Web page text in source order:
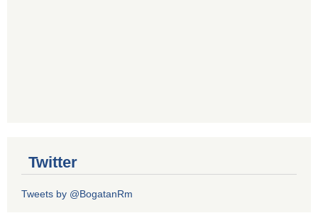
Twitter
Tweets by @BogatanRm